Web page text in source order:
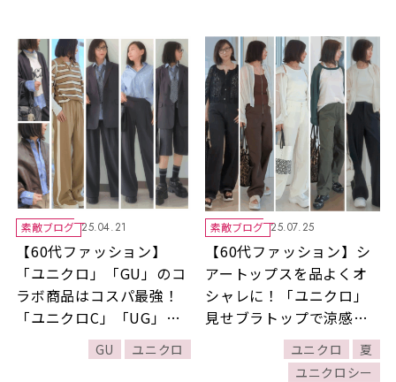
素敵ブログ 25.04.21
【60代ファッション】
「ユニクロ」「GU」のコ
ラボ商品はコスパ最強！
「ユニクロC」「UG」
「rokh」コラボアイテム
の注目ポイントとは？
GU ユニクロ
素敵ブログ 25.07.25
【60代ファッション】シ
アートップスを品よくオ
シャレに！「ユニクロ」
見せブラトップで涼感コ
ユニクロ
夏
ユニクロシー